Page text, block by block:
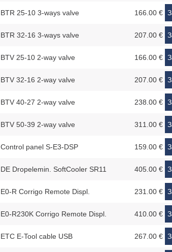
BTR 25-10 3-ways valve 166.00 €
BTR 32-16 3-ways valve 207.00 €
BTV 25-10 2-way valve 166.00 €
BTV 32-16 2-way valve 207.00 €
BTV 40-27 2-way valve 238.00 €
BTV 50-39 2-way valve 311.00 €
Control panel S-E3-DSP 159.00 €
DE Dropelemin. SoftCooler SR11 405.00 €
E0-R Corrigo Remote Displ. 231.00 €
E0-R230K Corrigo Remote Displ. 410.00 €
ETC E-Tool cable USB 267.00 €